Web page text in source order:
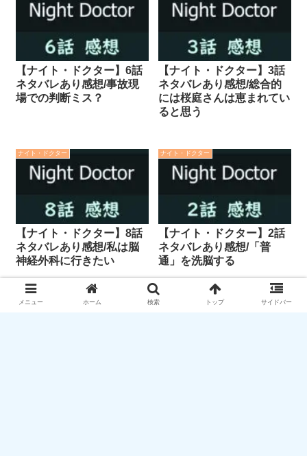
【ナイト・ドクター】6話
ネタバレあり感想/事故現
場での判断ミス？
【ナイト・ドクター】3話
ネタバレあり感想/総合的
には桜庭さんは恵まれてい
ると思う
ナイト・ドクター
【ナイト・ドクター】8話
ネタバレあり感想/私は脳
神経外科に行きたい
ナイト・ドクター
【ナイト・ドクター】2話
ネタバレあり感想/「普
通」を洗脳する
メニュー ホーム 検索 トップ サイドバー